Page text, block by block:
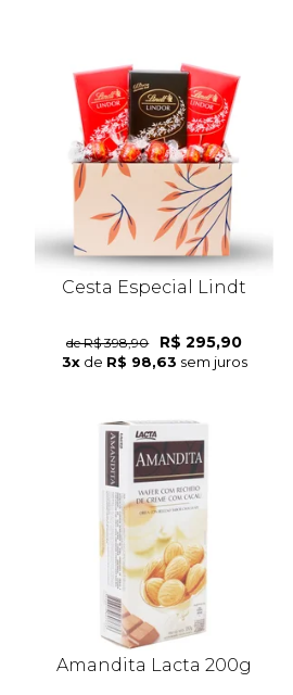
Cesta Especial Lindt
de R$ 398,90 R$ 295,90
3x de R$ 98,63 sem juros
Amandita Lacta 200g